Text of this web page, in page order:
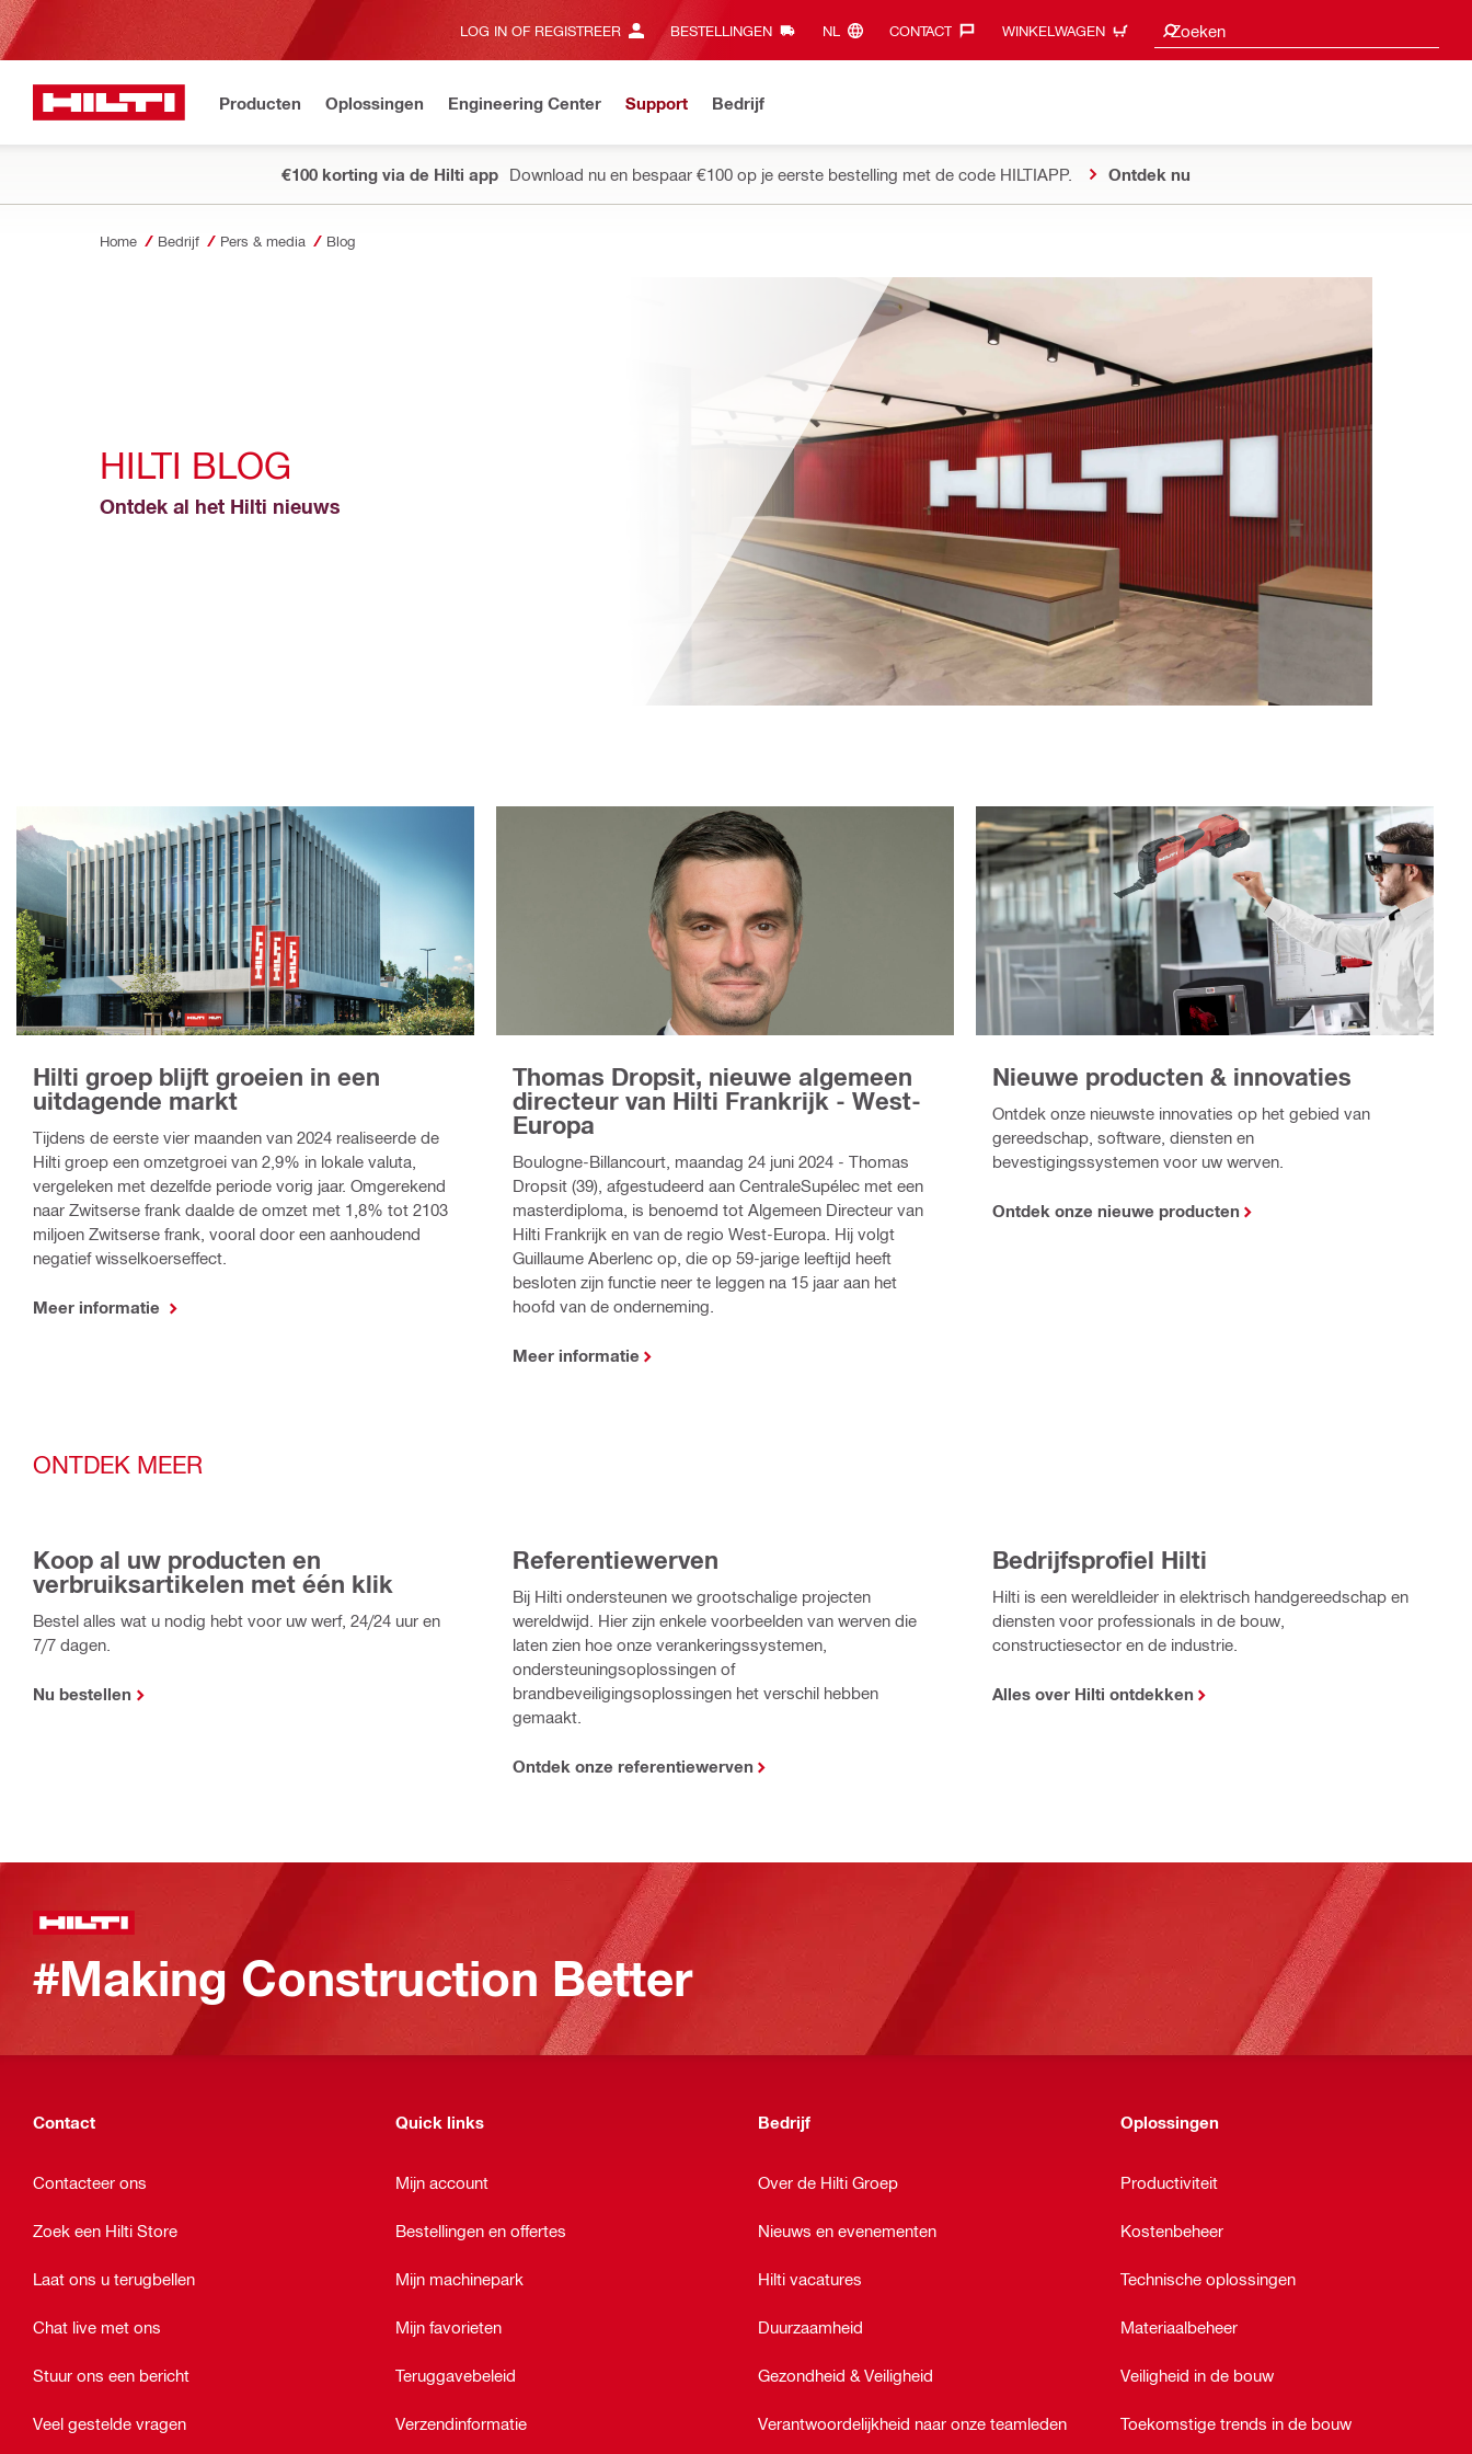
LOG IN OF REGISTREER BESTELLINGEN NL‎ CONTACT‎ WINKELWAGEN Zoeken
Zoeksuggesties
Producten Oplossingen Engineering Center Support Bedrijf
€100 korting via de Hilti app Download nu en bespaar €100 op je eerste bestelling met de code HILTIAPP. Ontdek nu
Home Bedrijf Pers & media Blog
HILTI BLOG
Ontdek al het Hilti nieuws
Hilti groep blijft groeien in een
uitdagende markt
Tijdens de eerste vier maanden van 2024 realiseerde de
Hilti groep een omzetgroei van 2,9% in lokale valuta,
vergeleken met dezelfde periode vorig jaar. Omgerekend
naar Zwitserse frank daalde de omzet met 1,8% tot 2103
miljoen Zwitserse frank, vooral door een aanhoudend
negatief wisselkoerseffect.
Meer informatie
Thomas Dropsit, nieuwe algemeen
directeur van Hilti Frankrijk - West-
Europa
Boulogne-Billancourt, maandag 24 juni 2024 - Thomas
Dropsit (39), afgestudeerd aan CentraleSupélec met een
masterdiploma, is benoemd tot Algemeen Directeur van
Hilti Frankrijk en van de regio West-Europa. Hij volgt
Guillaume Aberlenc op, die op 59-jarige leeftijd heeft
besloten zijn functie neer te leggen na 15 jaar aan het
hoofd van de onderneming.
Meer informatie
Nieuwe producten & innovaties
Ontdek onze nieuwste innovaties op het gebied van
gereedschap, software, diensten en
bevestigingssystemen voor uw werven.
Ontdek onze nieuwe producten
ONTDEK MEER
Koop al uw producten en
verbruiksartikelen met één klik
Bestel alles wat u nodig hebt voor uw werf, 24/24 uur en
7/7 dagen.
Nu bestellen
Referentiewerven
Bij Hilti ondersteunen we grootschalige projecten
wereldwijd. Hier zijn enkele voorbeelden van werven die
laten zien hoe onze verankeringssystemen,
ondersteuningsoplossingen of
brandbeveiligingsoplossingen het verschil hebben
gemaakt.
Ontdek onze referentiewerven
Bedrijfsprofiel Hilti
Hilti is een wereldleider in elektrisch handgereedschap en
diensten voor professionals in de bouw,
constructiesector en de industrie.
Alles over Hilti ontdekken
#Making Construction Better
Contact
Contacteer ons
Zoek een Hilti Store
Laat ons u terugbellen
Chat live met ons
Stuur ons een bericht
Veel gestelde vragen
Quick links
Mijn account
Bestellingen en offertes
Mijn machinepark
Mijn favorieten
Teruggavebeleid
Verzendinformatie
Bedrijf
Over de Hilti Groep
Nieuws en evenementen
Hilti vacatures
Duurzaamheid
Gezondheid & Veiligheid
Verantwoordelijkheid naar onze teamleden
Oplossingen
Productiviteit
Kostenbeheer
Technische oplossingen
Materiaalbeheer
Veiligheid in de bouw
Toekomstige trends in de bouw